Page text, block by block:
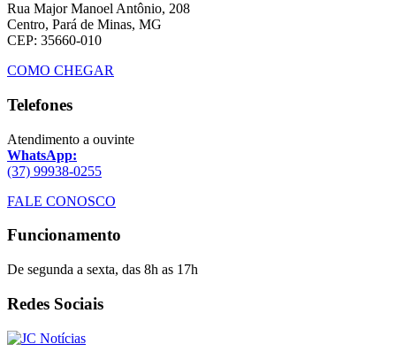
Rua Major Manoel Antônio, 208
Centro, Pará de Minas, MG
CEP: 35660-010
COMO CHEGAR
Telefones
Atendimento a ouvinte
WhatsApp:
(37) 99938-0255
FALE CONOSCO
Funcionamento
De segunda a sexta, das 8h as 17h
Redes Sociais